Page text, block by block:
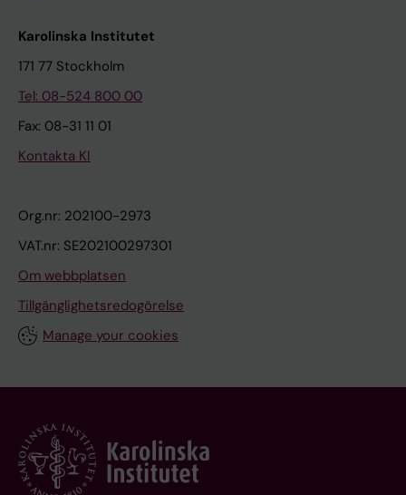
Karolinska Institutet
171 77 Stockholm
Tel: 08-524 800 00
Fax: 08-31 11 01
Kontakta KI
Org.nr: 202100-2973
VAT.nr: SE202100297301
Om webbplatsen
Tillgänglighetsredogörelse
Manage your cookies